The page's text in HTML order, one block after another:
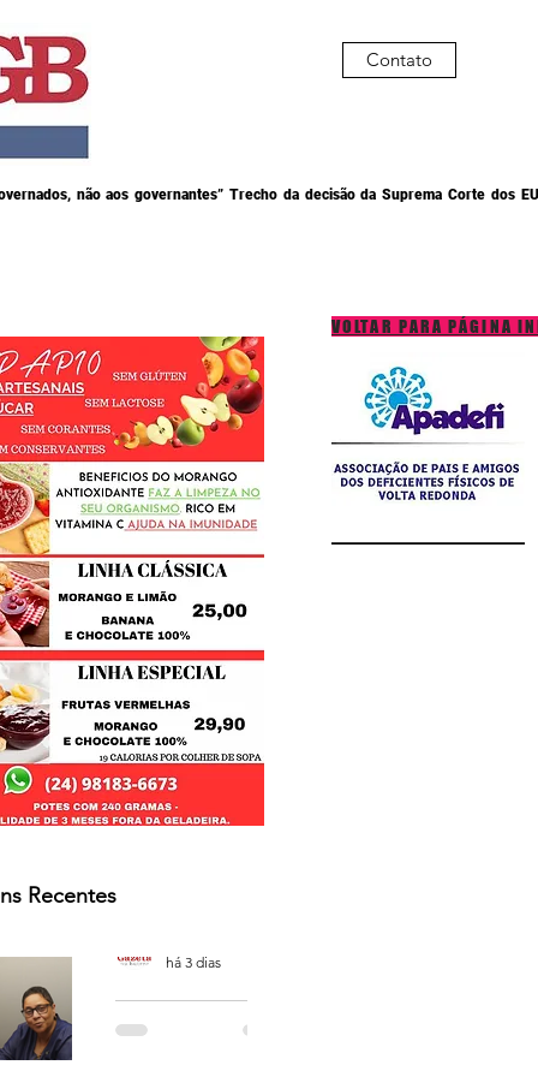
não aos governantes” Trecho da decisão da Suprema Corte dos
Contato
VOLTAR PARA PÁGINA
Recentes
PODCAST
'CAFÉ
há 3 dias